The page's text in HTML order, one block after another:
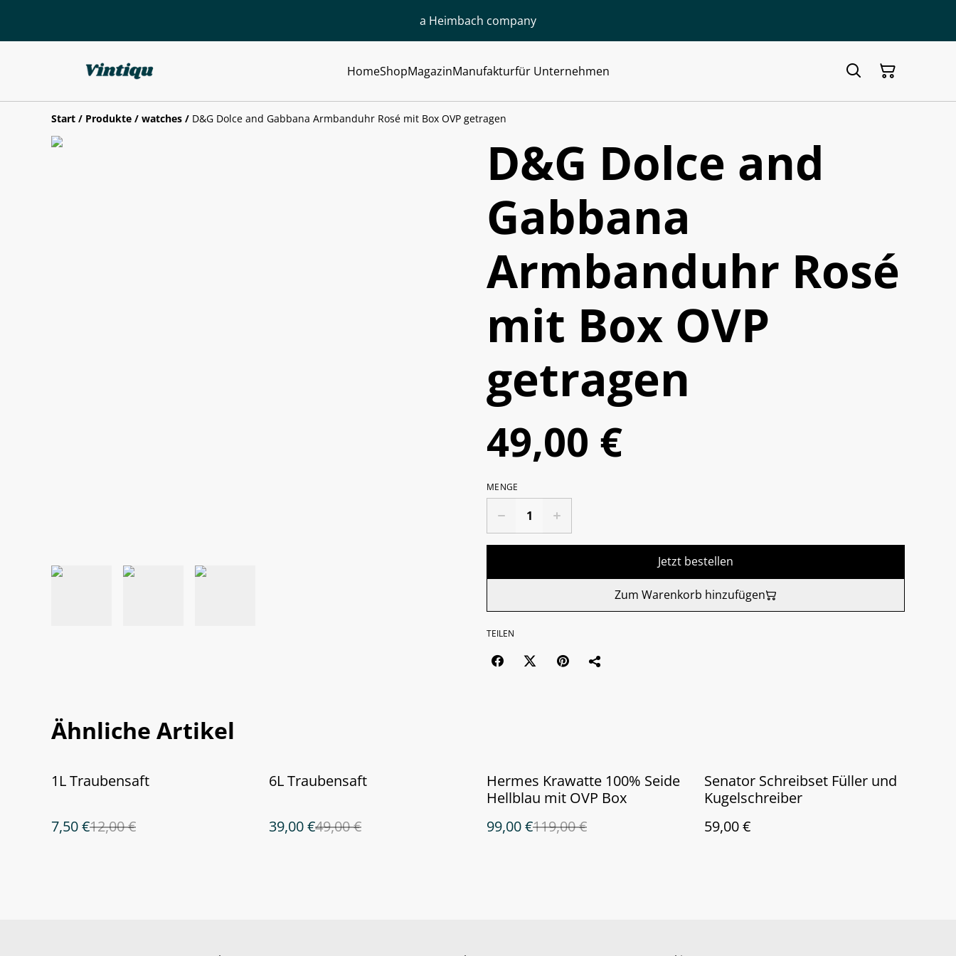
a Heimbach company
HomeShopMagazinManufakturfür Unternehmen
Start / Produkte / watches / D&G Dolce and Gabbana Armbanduhr Rosé mit Box OVP getragen
D&G Dolce and
Gabbana
Armbanduhr Rosé
mit Box OVP
getragen
49,00 €
MENGE
Jetzt bestellen
Zum Warenkorb hinzufügen
TEILEN
Ähnliche Artikel
%
1L Traubensaft
7,50 €12,00 €
%
6L Traubensaft
39,00 €49,00 €
%
Hermes Krawatte 100% Seide
Hellblau mit OVP Box
99,00 €119,00 €
Senator Schreibset Füller und
Kugelschreiber
59,00 €